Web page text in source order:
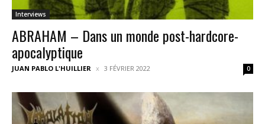
Interviews
ABRAHAM – Dans un monde post-hardcore-
apocalyptique
JUAN PABLO L'HUILLIER 3 FÉVRIER 2022 0